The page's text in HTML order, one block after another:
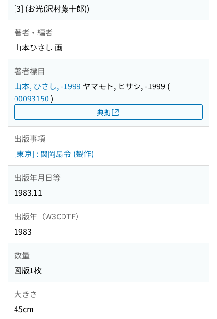
[3] (お光(沢村藤十郎))
著者・編者
山本ひさし 画
著者標目
山本, ひさし, -1999 ヤマモト, ヒサシ, -1999 (
00093150 )
典拠
出版事項
[東京] : 関岡扇令 (製作)
出版年月日等
1983.11
出版年（W3CDTF）
1983
数量
図版1枚
大きさ
45cm